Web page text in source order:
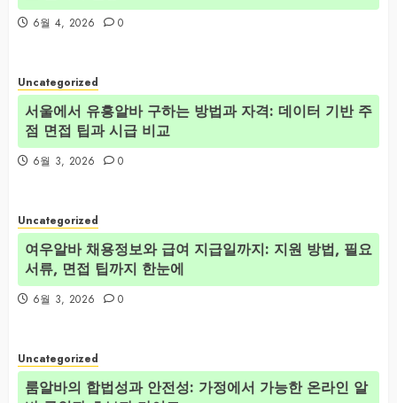
6월 4, 2026 0
Uncategorized
서울에서 유흥알바 구하는 방법과 자격: 데이터 기반 주
점 면접 팁과 시급 비교
6월 3, 2026 0
Uncategorized
여우알바 채용정보와 급여 지급일까지: 지원 방법, 필요
서류, 면접 팁까지 한눈에
6월 3, 2026 0
Uncategorized
룸알바의 합법성과 안전성: 가정에서 가능한 온라인 알